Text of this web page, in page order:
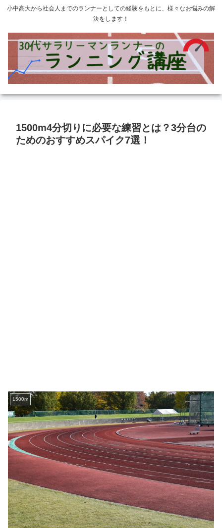
小中高大から社会人までのランナーとしての経験をもとに、様々なお悩みの解
決をします！
1500m4分切りに必要な練習とは？3分台の
ためのおすすめスパイク7選！
1500m